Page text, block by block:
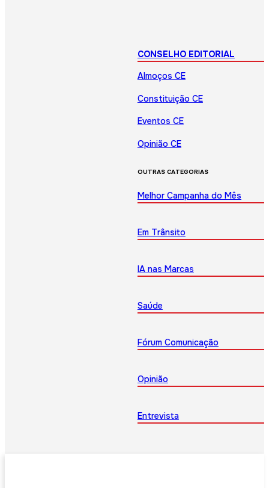
CONSELHO EDITORIAL
Almoços CE
Constituição CE
Eventos CE
Opinião CE
OUTRAS CATEGORIAS
Melhor Campanha do Mês
Em Trânsito
IA nas Marcas
Saúde
Fórum Comunicação
Opinião
Entrevista